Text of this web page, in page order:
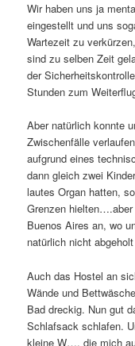
Wir haben uns ja
eingestellt und uns
Wartezeit zu
sind zu selben Zeit
der
Stunden zum
Aber natürlich konnte
Zwischenfälle
aufgrund eines
dann gleich zwei
lautes Organ hatten,
Grenzen
Buenos Aires an, wo
natürlich nicht
Auch das Hostel an
Wände und
Bad dreckig. Nun gut
Schlafsack schlafen.
kleine W…. die mich